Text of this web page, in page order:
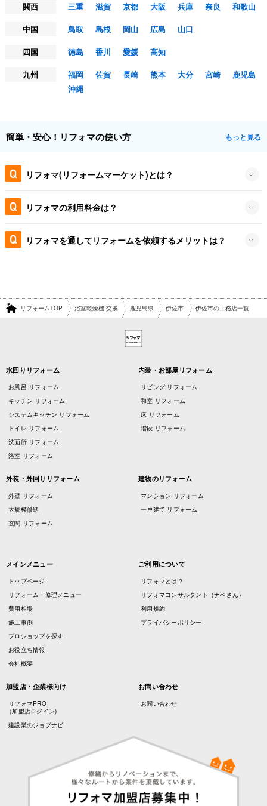
関西
三重 滋賀 京都 大阪 兵庫 奈良
和歌山
中国
鳥取 島根 岡山 広島
山口
四国
徳島 香川 愛媛
高知
九州
福岡 佐賀 長崎 熊本 大分 宮崎
鹿児島
沖縄
簡単・安心！リフォマの使い方 もっと見る
リフォマ(リフォームマーケット)とは？
リフォマの利用料金は？
リフォマを通してリフォームを依頼するメリットは？
リフォームTOP 浴室乾燥機 交換 鹿児島県 伊佐市 伊佐市の工務店一覧
水回りリフォーム
お風呂 リフォーム
キッチン リフォーム
システムキッチン リフォーム
トイレ リフォーム
洗面所 リフォーム
浴室 リフォーム
内装・お部屋リフォーム
リビング リフォーム
和室 リフォーム
床 リフォーム
階段 リフォーム
外装・外回りリフォーム
外壁 リフォーム
大規模修繕
玄関 リフォーム
建物のリフォーム
マンション リフォーム
一戸建て リフォーム
メインメニュー
トップページ
リフォーム・修理メニュー
費用相場
施工事例
プロショップを探す
お役立ち情報
会社概要
ご利用について
リフォマとは？
リフォマコンサルタント（ナベさん）
利用規約
プライバシーポリシー
加盟店・企業様向け
リフォマPRO
（加盟店ログイン)
建設業のジョブナビ
お問い合わせ
お問い合わせ